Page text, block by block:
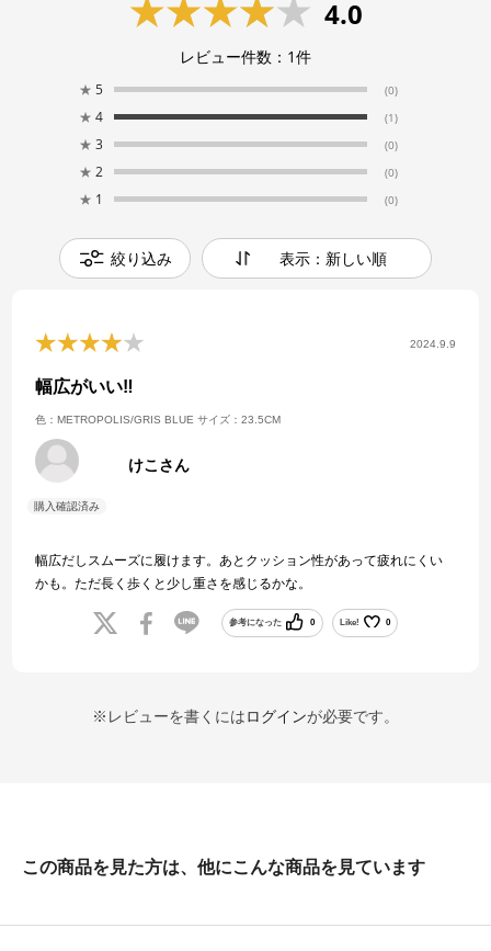
4.0
レビュー件数： 1件
★ 5 (0)
★ 4 (1)
★ 3 (0)
★ 2 (0)
★ 1 (0)
絞り込み 表示：新しい順
2024.9.9
幅広がいい‼️
色：METROPOLIS/GRIS BLUE サイズ：23.5CM
けこさん
幅広だしスムーズに履けます。あとクッション性があって疲れにくい
かも。ただ長く歩くと少し重さを感じるかな。
参考になった 0 Like! 0
※レビューを書くにはログインが必要です。
この商品を見た方は、他にこんな商品を見ています